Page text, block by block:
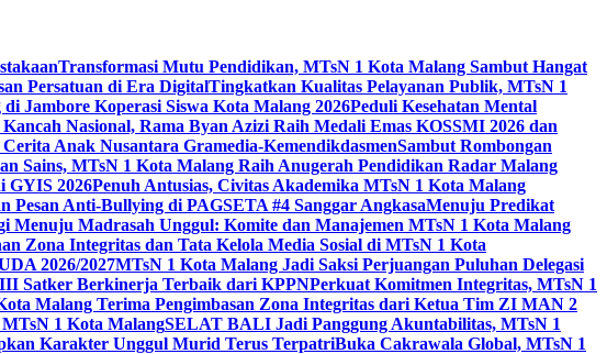
Transformasi Mutu Pendidikan, MTsN 1 Kota Malang Sambut Hangat
Persatuan di Era DigitalTingkatkan Kualitas Pelayanan Publik, MTsN 1
Jambore Koperasi Siswa Kota Malang 2026Peduli Kesehatan Mental
Nasional, Rama Byan Azizi Raih Medali Emas KOSSMI 2026 dan
Anak Nusantara Gramedia-KemendikdasmenSambut Rombongan
Sains, MTsN 1 Kota Malang Raih Anugerah Pendidikan Radar Malang
GYIS 2026Penuh Antusias, Civitas Akademika MTsN 1 Kota Malang
Pesan Anti-Bullying di PAGSETA #4 Sanggar AngkasaMenuju Predikat
Menuju Madrasah Unggul: Komite dan Manajemen MTsN 1 Kota Malang
Zona Integritas dan Tata Kelola Media Sosial di MTsN 1 Kota
2026/2027MTsN 1 Kota Malang Jadi Saksi Perjuangan Puluhan Delegasi
Satker Berkinerja Terbaik dari KPPNPerkuat Komitmen Integritas, MTsN 1
Malang Terima Pengimbasan Zona Integritas dari Ketua Tim ZI MAN 2
1 Kota MalangSELAT BALI Jadi Panggung Akuntabilitas, MTsN 1
Karakter Unggul Murid Terus TerpatriBuka Cakrawala Global, MTsN 1